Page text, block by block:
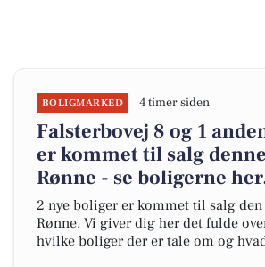
BOLIGMARKED 4 timer siden
Falsterbovej 8 og 1
er kommet til salg
Rønne - se boligerne
2 nye boliger er kommet til salg den
Rønne. Vi giver dig her det fulde
hvilke boliger der er tale om og